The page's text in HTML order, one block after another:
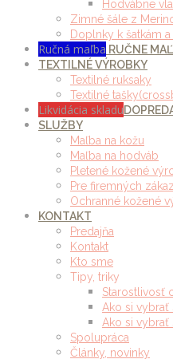
Hodvábne
Zimné šále z
Doplnky k šatkám
Ručná maľba RUČNE
TEXTILNÉ VÝROBKY
Textilné ruksaky
Textilné
Likvidácia skladu
SLUŽBY
Maľba na kožu
Maľba na hodváb
Pletené kožené
Pre firemných
Ochranné kožené
KONTAKT
Predajňa
Kontakt
Kto sme
Tipy, triky
Starostlivosť
Ako si vybrať
Ako si vybrať
Spolupráca
Články, novinky